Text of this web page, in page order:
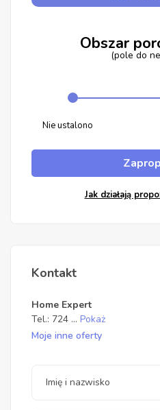
Obszar
(pole do
Nie ustalono
Jak działają
Kontakt
Home Expert
Tel.: 724 ... Pokaż
Moje inne oferty